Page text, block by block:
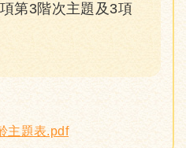
第3階次主題及3項
主題表.pdf